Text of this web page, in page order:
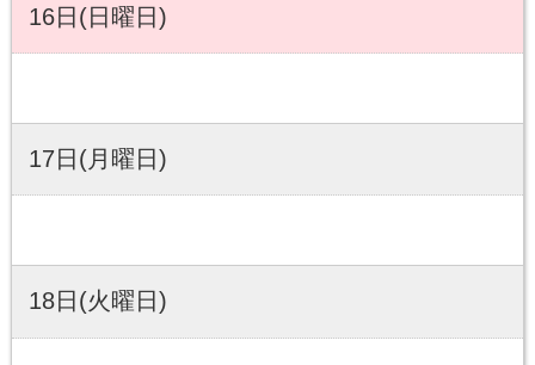
16日(日曜日)
17日(月曜日)
18日(火曜日)